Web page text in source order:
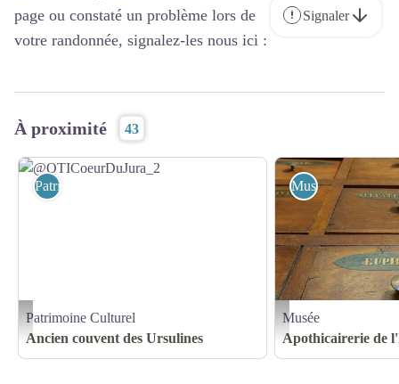
page ou constaté un problème lors de
votre randonnée, signalez-les nous ici :
Signaler
À proximité 43
@OTICoeurDuJura_2 - @OTICoeurDuJura_2
Patrimoine Culturel
Patrimoine Culturel
Ancien couvent des Ursulines
ARBOIS_Apothicairerie
Musée
Musée
Apothicairerie de